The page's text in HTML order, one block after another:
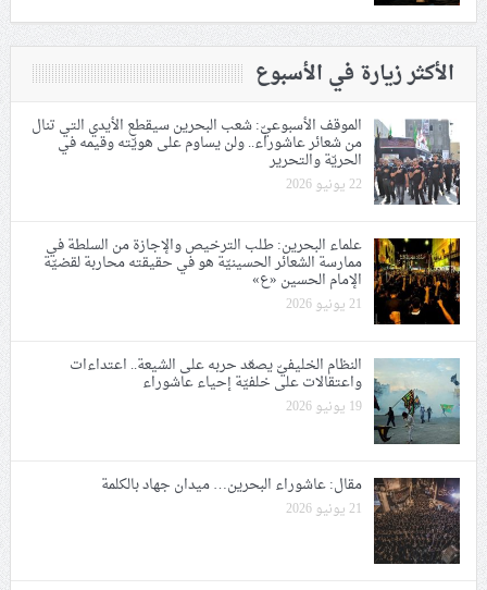
الأكثر زيارة في الأسبوع
الموقف الأسبوعيّ: شعب البحرين سيقطع الأيدي التي تنال
من شعائر عاشوراء.. ولن يساوم على هويّته وقيمه في
الحريّة والتحرير
22 يونيو 2026
علماء البحرين: طلب الترخيص والإجازة من السلطة في
ممارسة الشعائر الحسينيّة هو في حقيقته محاربة لقضيّة
الإمام الحسين «ع»
21 يونيو 2026
النظام الخليفيّ يصعّد حربه على الشيعة.. اعتداءات
واعتقالات على خلفيّة إحياء عاشوراء
19 يونيو 2026
مقال: عاشوراء البحرين… ميدان جهاد بالكلمة
21 يونيو 2026